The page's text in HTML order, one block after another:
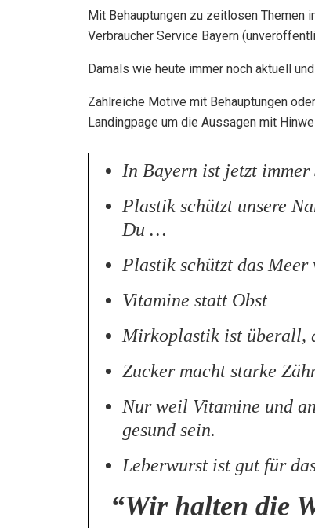
Mit Behauptungen zu zeitlosen Themen
Verbraucher Service Bayern
Damals wie heute immer noch aktuell
Zahlreiche Motive mit Behauptungen
Landingpage um die Aussagen mit
In Bayern ist jetzt immer
Plastik schützt unsere
Du …
Plastik schützt das
Vitamine statt Obst
Mirkoplastik ist überall,
Zucker macht starke
Nur weil Vitamine und
gesund sein.
Leberwurst ist gut für
“Wir halten die